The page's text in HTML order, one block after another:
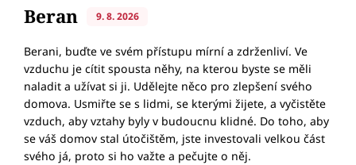
Beran 9. 8. 2026
Berani, buďte ve svém přístupu mírní a zdrženliví. Ve
vzduchu je cítit spousta něhy, na kterou byste se měli
naladit a užívat si ji. Udělejte něco pro zlepšení svého
domova. Usmiřte se s lidmi, se kterými žijete, a vyčistěte
vzduch, aby vztahy byly v budoucnu klidné. Do toho, aby
se váš domov stal útočištěm, jste investovali velkou část
svého já, proto si ho važte a pečujte o něj.